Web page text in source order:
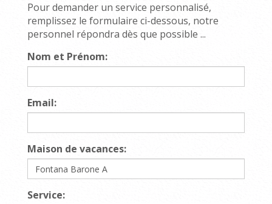
Pour demander un service personnalisé,
remplissez le formulaire ci-dessous, notre
personnel répondra dès que possible ...
Nom et Prénom:
Email:
Maison de vacances:
Service: